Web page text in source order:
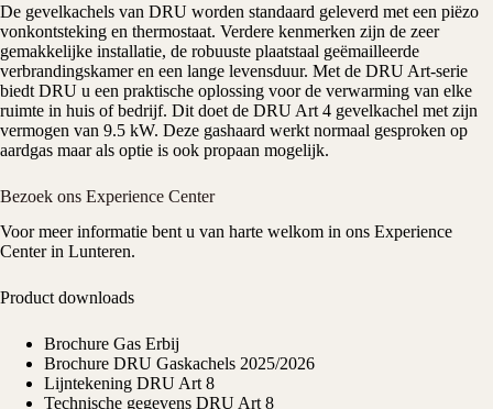
De gevelkachels van DRU worden standaard geleverd met een piëzo
vonkontsteking en thermostaat. Verdere kenmerken zijn de zeer
gemakkelijke installatie, de robuuste plaatstaal geëmailleerde
verbrandingskamer en een lange levensduur. Met de DRU Art-serie
biedt DRU u een praktische oplossing voor de verwarming van elke
ruimte in huis of bedrijf. Dit doet de DRU Art 4 gevelkachel met zijn
vermogen van 9.5 kW. Deze gashaard werkt normaal gesproken op
aardgas maar als optie is ook propaan mogelijk.
Bezoek ons Experience Center
Voor meer informatie bent u van harte welkom in ons Experience
Centerin Lunteren.
Product downloads
Brochure Gas Erbij
Brochure DRU Gaskachels 2025/2026
Lijntekening DRU Art 8
Technische gegevens DRU Art 8